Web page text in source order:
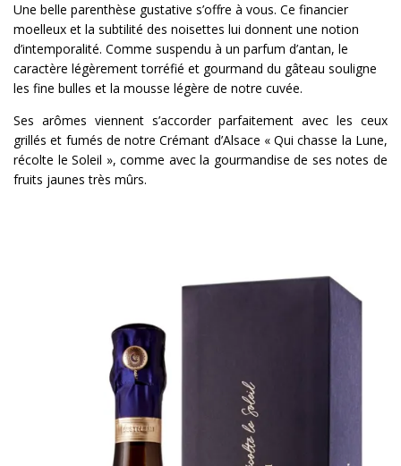
Une belle parenthèse gustative s’offre à vous. Ce financier
moelleux et la subtilité des noisettes lui donnent une notion
d’intemporalité. Comme suspendu à un parfum d’antan, le
caractère légèrement torréfié et gourmand du gâteau souligne
les fine bulles et la mousse légère de notre cuvée.
Ses arômes viennent s’accorder parfaitement avec les ceux
grillés et fumés de notre Crémant d’Alsace « Qui chasse la Lune,
récolte le Soleil », comme avec la gourmandise de ses notes de
fruits jaunes très mûrs.